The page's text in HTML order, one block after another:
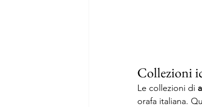
Collezioni
Le collezioni di
orafa italiana.